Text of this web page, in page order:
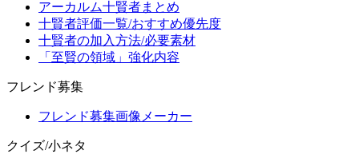
アーカルム十賢者まとめ
十賢者評価一覧/おすすめ優先度
十賢者の加入方法/必要素材
「至賢の領域」強化内容
フレンド募集
フレンド募集画像メーカー
クイズ/小ネタ